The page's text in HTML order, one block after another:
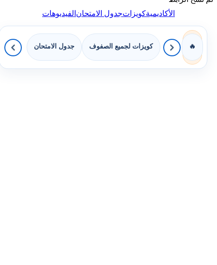
الأكاديميةكويزاتجدول الامتحانالفيديوهات
🔥 كويزات لجميع الصفوف جدول الامتحان